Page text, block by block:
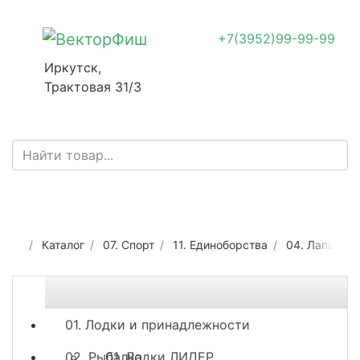
+7(3952)99-99-99
Иркутск,
Трактовая 31/3
Каталог 07. Спорт 11. Единоборства 04. Лапы,
01. Лодки и принадлежности
01. Лодки ЛИДЕР
02. Рыбалка